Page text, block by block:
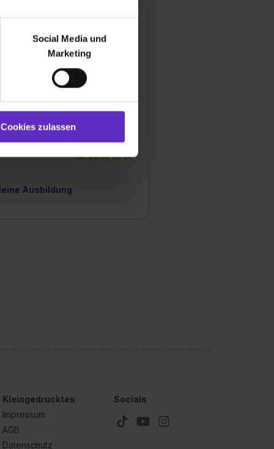
bei Benutzung der
zu analysieren
soziale Medien, Werbung
bereitgestellt hast oder die
auch damit
du nur bestimmte
Media und Marketing“
dir erteilte Einwilligung
du durch Klick auf
Social Media und
Marketing
Cookies zulassen
Ausbildung
Kleingedrucktes
Impressum
AGB
Datenschutz
Socials